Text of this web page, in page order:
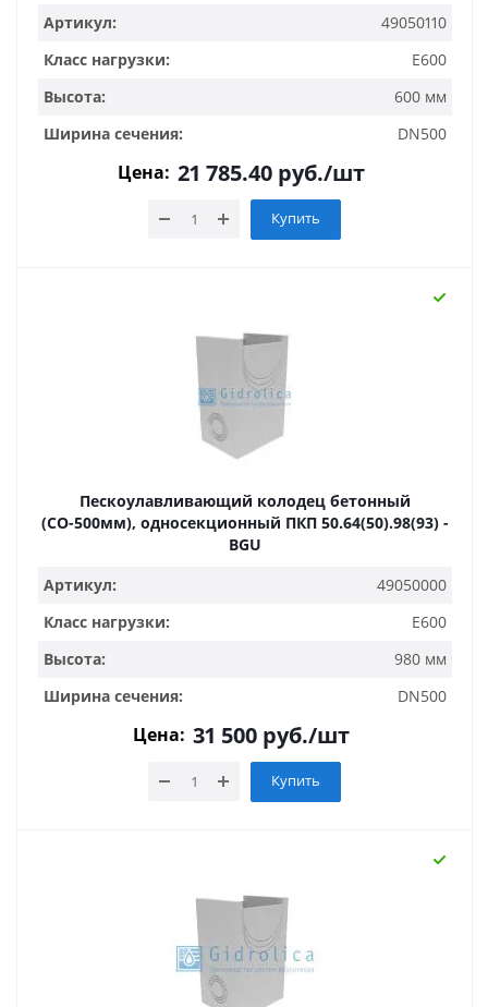
Артикул:
49050110
Класс нагрузки:
E600
Высота:
600 мм
Ширина сечения:
DN500
Цена: 21 785.40 руб./шт
Купить
Пескоулавливающий колодец бетонный
(СО-500мм), односекционный ПКП 50.64(50).98(93) -
BGU
Артикул:
49050000
Класс нагрузки:
E600
Высота:
980 мм
Ширина сечения:
DN500
Цена: 31 500 руб./шт
Купить